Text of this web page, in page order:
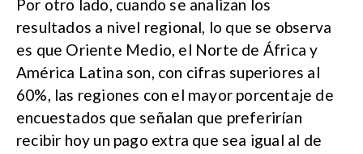
Por otro lado, cuando se analizan los
resultados a nivel regional, lo que se observa
es que Oriente Medio, el Norte de África y
América Latina son, con cifras superiores al
60%, las regiones con el mayor porcentaje de
encuestados que señalan que preferirían
recibir hoy un pago extra que sea igual al de